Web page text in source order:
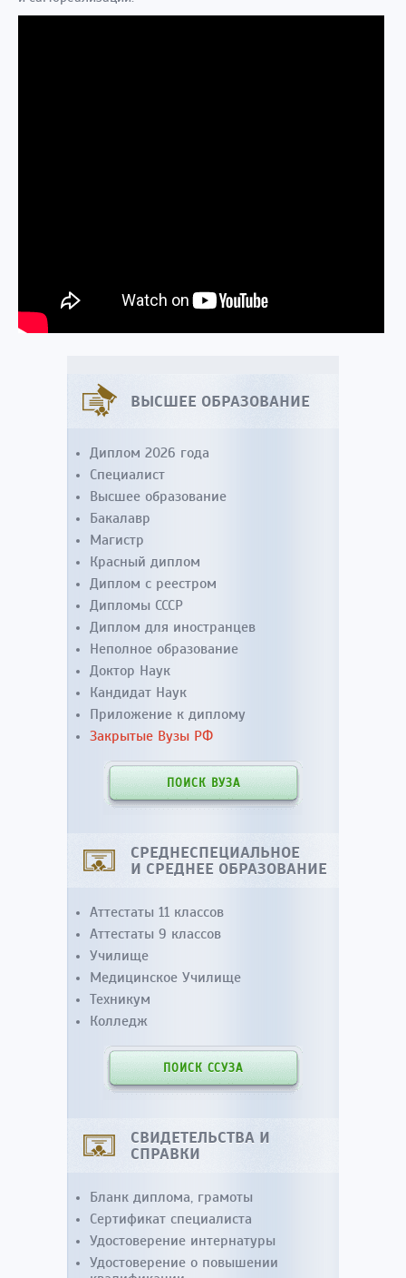
ВЫСШЕЕ ОБРАЗОВАНИЕ
Диплом 2026 года
Специалист
Высшее образование
Бакалавр
Магистр
Красный диплом
Диплом с реестром
Дипломы СССР
Диплом для иностранцев
Неполное образование
Доктор Наук
Кандидат Наук
Приложение к диплому
Закрытые Вузы РФ
ПОИСК ВУЗА
СРЕДНЕСПЕЦИАЛЬНОЕ
И СРЕДНЕЕ ОБРАЗОВАНИЕ
Аттестаты 11 классов
Аттестаты 9 классов
Училище
Медицинское Училище
Техникум
Колледж
ПОИСК ССУЗА
СВИДЕТЕЛЬСТВА И
СПРАВКИ
Бланк диплома, грамоты
Сертификат специалиста
Удостоверение интернатуры
Удостоверение о повышении